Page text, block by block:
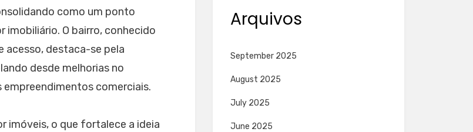
como um ponto
O bairro, conhecido
acesso, destaca-se pela
desde melhorias no
comerciais.
imóveis, o que fortalece a ideia
Arquivos
September 2025
August 2025
July 2025
June 2025